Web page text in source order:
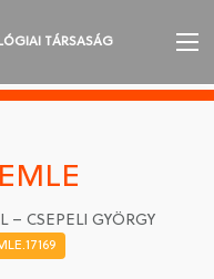
TÁRSASÁG
– CSEPELI GYÖRGY